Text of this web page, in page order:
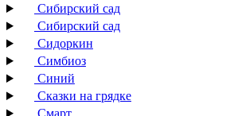
Сибирский сад
Сибирский сад
Сидоркин
Симбиоз
Синий
Сказки на грядке
Смарт